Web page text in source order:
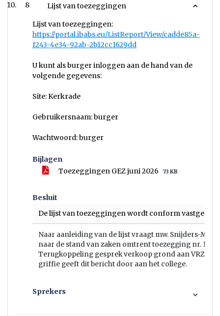
8 Lijst van toezeggingen
Lijst van toezeggingen:
https://portal.ibabs.eu/ListReport/View/cadde85a-
f243-4e34-92ab-2b12cc1629dd
U kunt als burger inloggen aan de hand van de
volgende gegevens:
Site: Kerkrade
Gebruikersnaam: burger
Wachtwoord: burger
Bijlagen
Toezeggingen GEZ juni 2026
73 KB
Besluit
De lijst van toezeggingen wordt conform
Naar aanleiding van de lijst vraagt mw. Snijders-Mahr
naar de stand van zaken omtrent toezegging nr. 16,
Terugkoppeling gesprek verkoop grond aan VRZL.
griffie geeft dit bericht door aan het college.
Sprekers